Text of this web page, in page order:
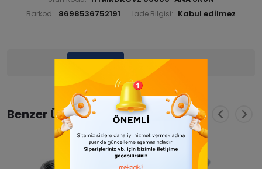
Barkod: 8698536752191 İade Bilgisi:
Yorumlar
Benzer Ürünler